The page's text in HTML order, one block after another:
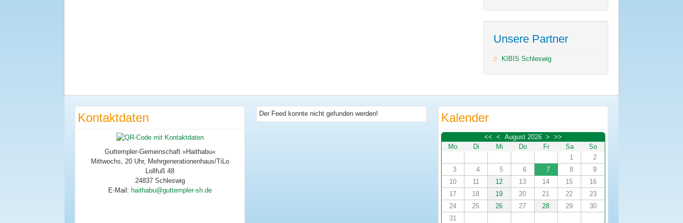
Unsere Partner
KIBIS Schleswig
Kontaktdaten
Guttempler-Gemeinschaft »Haithabu«
Mittwochs, 20 Uhr, Mehrgenerationenhaus/TiLo
Lollfuß 48
24837 Schleswig
E-Mail:
Der Feed konnte nicht gefunden werden! Kalender
<< < August 2026 > >>
Mo
Di Mi Do Fr Sa
So
1
2
3
4 5 6 7 8
9
10
11 12 13 14 15
16
17
18 19 20 21 22
23
24
25 26 27 28 29
30
31